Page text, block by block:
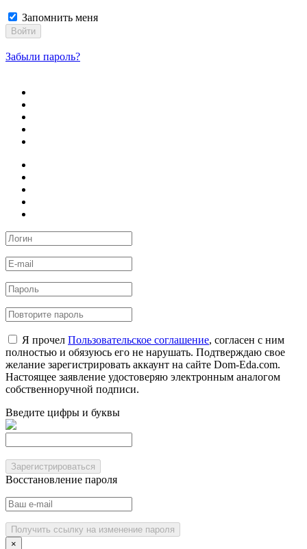
Запомнить меня
Войти
Забыли пароль?
Я прочел Пользовательское соглашение, согласен с ним
полностью и обязуюсь его не нарушать. Подтверждаю свое
желание зарегистрировать аккаунт на сайте Dom-Eda.com.
Настоящее заявление удостоверяю электронным аналогом
собственноручной подписи.
Введите цифры и буквы
Зарегистрироваться
Восстановление пароля
Получить ссылку на изменение пароля
×